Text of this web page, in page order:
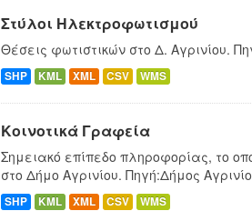
Στύλοι Ηλεκτροφωτισμού
Θέσεις φωτιστικών στο Δ. Αγρινίου.
SHP KML XML CSV WMS
Κοινοτικά Γραφεία
Σημειακό επίπεδο πληροφορίας, το
στο Δήμο Αγρινίου. Πηγή:Δήμος
SHP KML XML CSV WMS